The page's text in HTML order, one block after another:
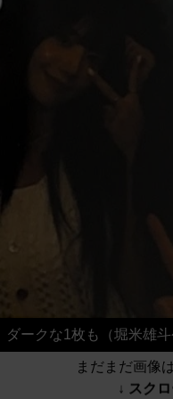
ダークな1枚も（堀米雄斗
まだまだ画像
↓ スク